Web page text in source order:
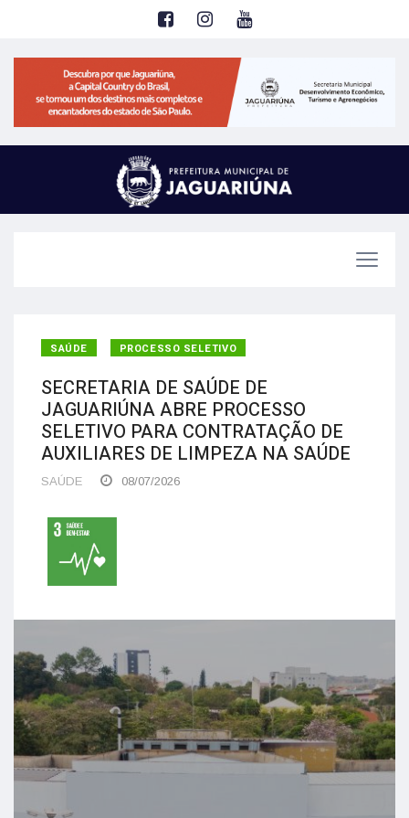
SAÚDE PROCESSO SELETIVO
SECRETARIA DE SAÚDE DE
JAGUARIÚNA ABRE PROCESSO
SELETIVO PARA CONTRATAÇÃO DE
AUXILIARES DE LIMPEZA NA SAÚDE
SAÚDE 08/07/2026